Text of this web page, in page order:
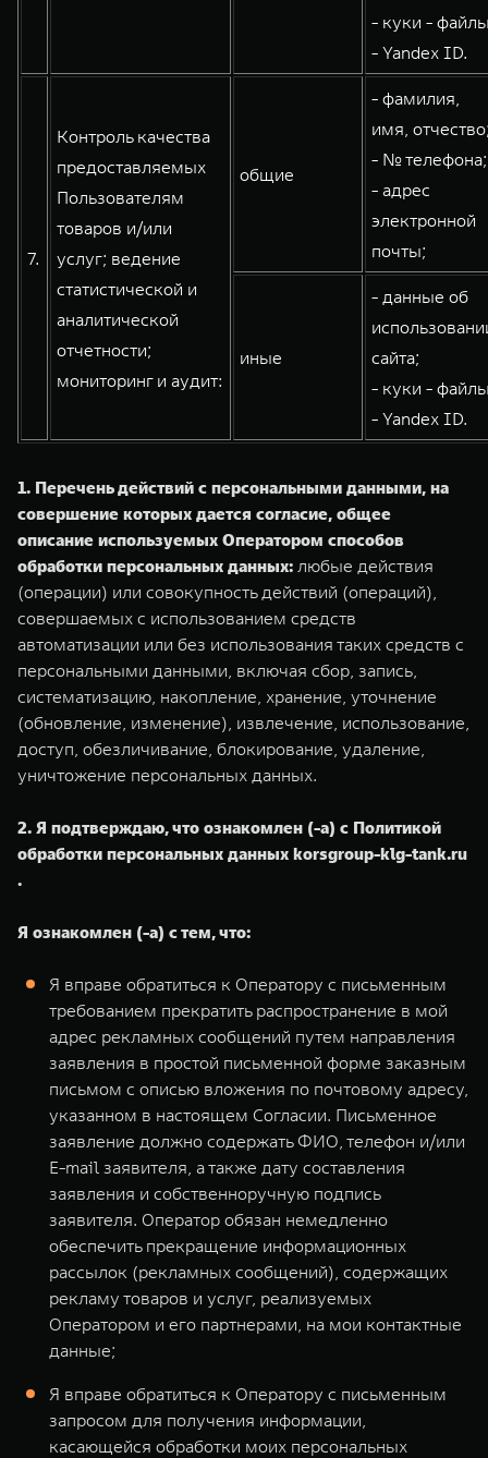
- куки -
- Yandex ID.
7.
Контроль качества
предоставляемых
Пользователям
товаров и/или
услуг; ведение
статистической и
аналитической
отчетности;
мониторинг и аудит:
общие
- фамилия,
имя,
- № телефона;
- адрес
электронной
почты;
иные
- данные об
сайта;
- куки -
- Yandex ID.
1. Перечень действий с персональными данными, на
совершение которых дается согласие, общее
описание используемых Оператором способов
обработки персональных данных: любые действия
(операции) или совокупность действий (операций),
совершаемых с использованием средств
автоматизации или без использования таких средств с
персональными данными, включая сбор, запись,
систематизацию, накопление, хранение, уточнение
(обновление, изменение), извлечение, использование,
доступ, обезличивание, блокирование, удаление,
уничтожение персональных данных.
2. Я подтверждаю, что ознакомлен (-а) с Политикой
обработки персональных данных korsgroup-klg-tank.ru
.
Я ознакомлен (-а) с тем, что:
Я вправе обратиться к Оператору с письменным
требованием прекратить распространение в мой
адрес рекламных сообщений путем направления
заявления в простой письменной форме заказным
письмом с описью вложения по почтовому адресу,
указанном в настоящем Согласии. Письменное
заявление должно содержать ФИО, телефон и/или
E-mail заявителя, а также дату составления
заявления и собственноручную подпись
заявителя. Оператор обязан немедленно
обеспечить прекращение информационных
рассылок (рекламных сообщений), содержащих
рекламу товаров и услуг, реализуемых
Оператором и его партнерами, на мои контактные
данные;
Я вправе обратиться к Оператору с письменным
запросом для получения информации,
касающейся обработки моих персональных